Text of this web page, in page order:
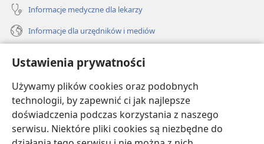
Ustawienia prywatności
Używamy plików cookies oraz podobnych
technologii, by zapewnić ci jak najlepsze
doświadczenia podczas korzystania z naszego
serwisu. Niektóre pliki cookies są niezbędne do
Informacje medyczne dla lekarzy
Informacje dla urzędników i mediów
Darowizny
(opens
new
window)BIBLIOTEKA INTERNETOWA Strażnicy
(opens
new
JW Hub